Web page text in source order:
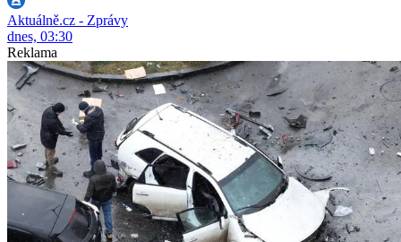
Aktuálně.cz - Zprávy
dnes, 03:30
Reklama